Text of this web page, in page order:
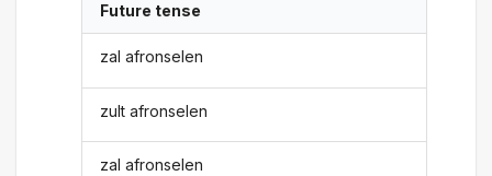
Future tense
zal afronselen
zult afronselen
zal afronselen